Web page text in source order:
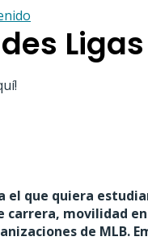
Ligas
el que quiera
movilidad
de